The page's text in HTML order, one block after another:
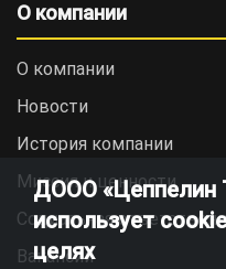
О компании
О компании
Новости
История компании
Миссия и ценности
Социальная
Вакансии
ДООО «Цеппелин
использует
целях